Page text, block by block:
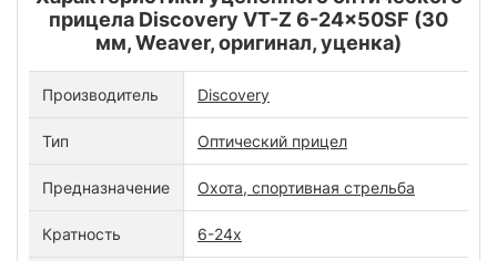
прицела Discovery VT-Z 6-24x50SF (30
мм, Weaver, оригинал, уценка)
Производитель Discovery
Тип Оптический прицел
Предназначение Охота, спортивная стрельба
Кратность 6-24x